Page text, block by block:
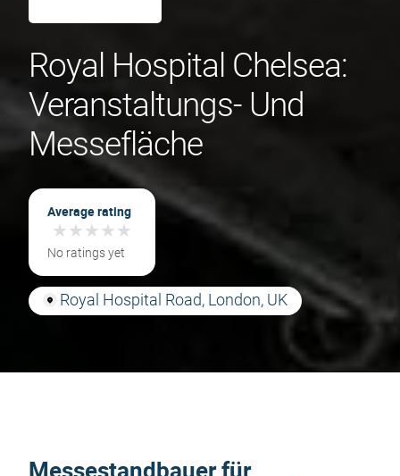
Royal Hospital Chelsea:
Veranstaltungs- Und
Messefläche
Average rating
★★★★★
★★★★★
No ratings yet
Royal Hospital Road, London, UK